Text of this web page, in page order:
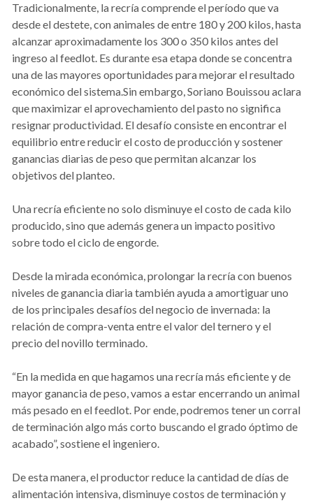
Tradicionalmente, la recría comprende el período que va
desde el destete, con animales de entre 180 y 200 kilos, hasta
alcanzar aproximadamente los 300 o 350 kilos antes del
ingreso al feedlot. Es durante esa etapa donde se concentra
una de las mayores oportunidades para mejorar el resultado
económico del sistema.Sin embargo, Soriano Bouissou aclara
que maximizar el aprovechamiento del pasto no significa
resignar productividad. El desafío consiste en encontrar el
equilibrio entre reducir el costo de producción y sostener
ganancias diarias de peso que permitan alcanzar los
objetivos del planteo.
Una recría eficiente no solo disminuye el costo de cada kilo
producido, sino que además genera un impacto positivo
sobre todo el ciclo de engorde.
Desde la mirada económica, prolongar la recría con buenos
niveles de ganancia diaria también ayuda a amortiguar uno
de los principales desafíos del negocio de invernada: la
relación de compra-venta entre el valor del ternero y el
precio del novillo terminado.
“En la medida en que hagamos una recría más eficiente y de
mayor ganancia de peso, vamos a estar encerrando un animal
más pesado en el feedlot. Por ende, podremos tener un corral
de terminación algo más corto buscando el grado óptimo de
acabado”, sostiene el ingeniero.
De esta manera, el productor reduce la cantidad de días de
alimentación intensiva, disminuye costos de terminación y